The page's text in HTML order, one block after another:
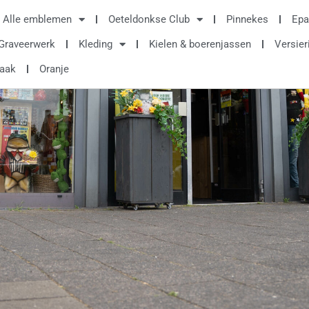
Alle emblemen Oeteldonkse Club Pinnekes
Kleding Kielen & boerenjassen
Oranje